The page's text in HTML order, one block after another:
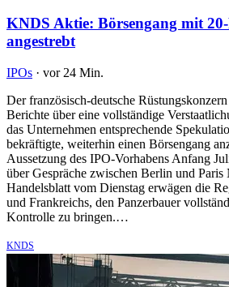
KNDS Aktie: Börsengang mit
angestrebt
IPOs · vor 24 Min.
Der französisch-deutsche
Berichte über eine vollständige
das Unternehmen entsprechende
bekräftigte, weiterhin einen Börsengang
Aussetzung des IPO-Vorhabens Anfang
über Gespräche zwischen Berlin und
Handelsblatt vom Dienstag erwägen die
und Frankreichs, den Panzerbauer
Kontrolle zu bringen.…
KNDS